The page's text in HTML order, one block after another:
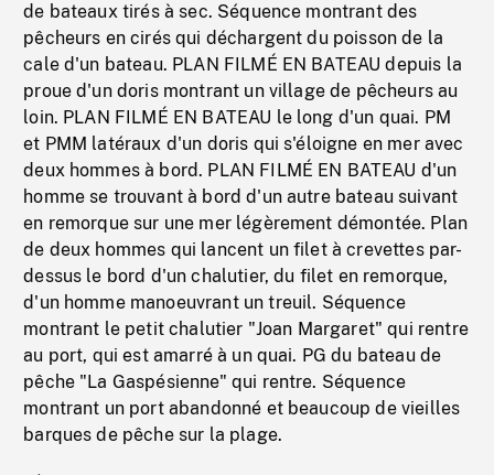
de bateaux tirés à sec. Séquence montrant des
pêcheurs en cirés qui déchargent du poisson de la
cale d'un bateau. PLAN FILMÉ EN BATEAU depuis la
proue d'un doris montrant un village de pêcheurs au
loin. PLAN FILMÉ EN BATEAU le long d'un quai. PM
et PMM latéraux d'un doris qui s'éloigne en mer avec
deux hommes à bord. PLAN FILMÉ EN BATEAU d'un
homme se trouvant à bord d'un autre bateau suivant
en remorque sur une mer légèrement démontée. Plan
de deux hommes qui lancent un filet à crevettes par-
dessus le bord d'un chalutier, du filet en remorque,
d'un homme manoeuvrant un treuil. Séquence
montrant le petit chalutier "Joan Margaret" qui rentre
au port, qui est amarré à un quai. PG du bateau de
pêche "La Gaspésienne" qui rentre. Séquence
montrant un port abandonné et beaucoup de vieilles
barques de pêche sur la plage.